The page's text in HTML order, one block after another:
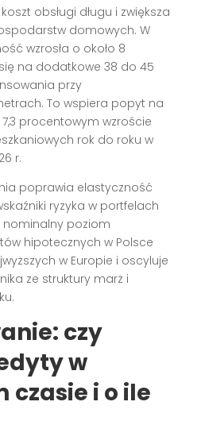
obsługi długu i zwiększa
domowych. W
wzrosła o około 8
na dodatkowe 38 do 45
przy
To wspiera popyt na
procentowym wzroście
rok do roku w
r.
poprawia elastyczność
ryzyka w portfelach
nominalny poziom
hipotecznych w Polsce
w Europie i oscyluje
ze struktury marż i
czy
w
czasie i o ile